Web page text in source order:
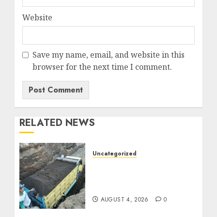
Website
Save my name, email, and website in this
browser for the next time I comment.
RELATED NEWS
Uncategorized
AUGUST 4, 2026 0